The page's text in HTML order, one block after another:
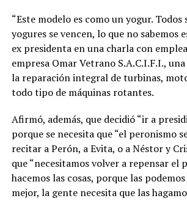
“Este modelo es como un yogur. Todos
yogures se vencen, lo que no sabemos
ex presidenta en una charla con
empresa Omar Vetrano S.A.C.I.F.I.,
la reparación integral de turbinas,
todo tipo de máquinas rotantes.
Afirmó, además, que decidió “ir a
porque se necesita que “el peronismo
recitar a Perón, a Evita, o a Néstor y
que “necesitamos volver a repensar el
hacemos las cosas, porque las
mejor, la gente necesita que las